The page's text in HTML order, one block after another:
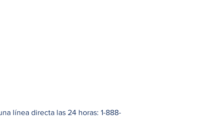
línea directa las 24 horas: 1-888-